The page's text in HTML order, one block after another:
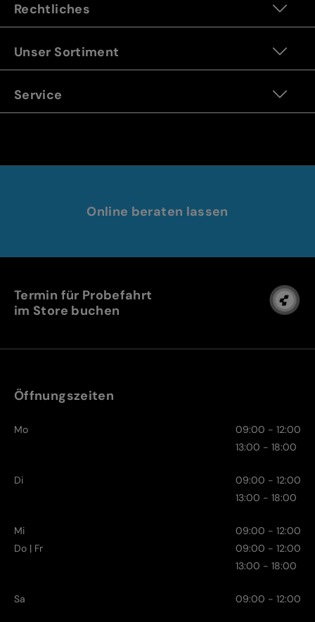
Rechtliches
Unser Sortiment
Service
Online beraten lassen
Termin für Probefahrt
im Store buchen
Öffnungszeiten
Mo
09:00 - 12:00
13:00 - 18:00
Di
09:00 - 12:00
13:00 - 18:00
Mi
09:00 - 12:00
Do | Fr
09:00 - 12:00
13:00 - 18:00
Sa 09:00 - 12:00